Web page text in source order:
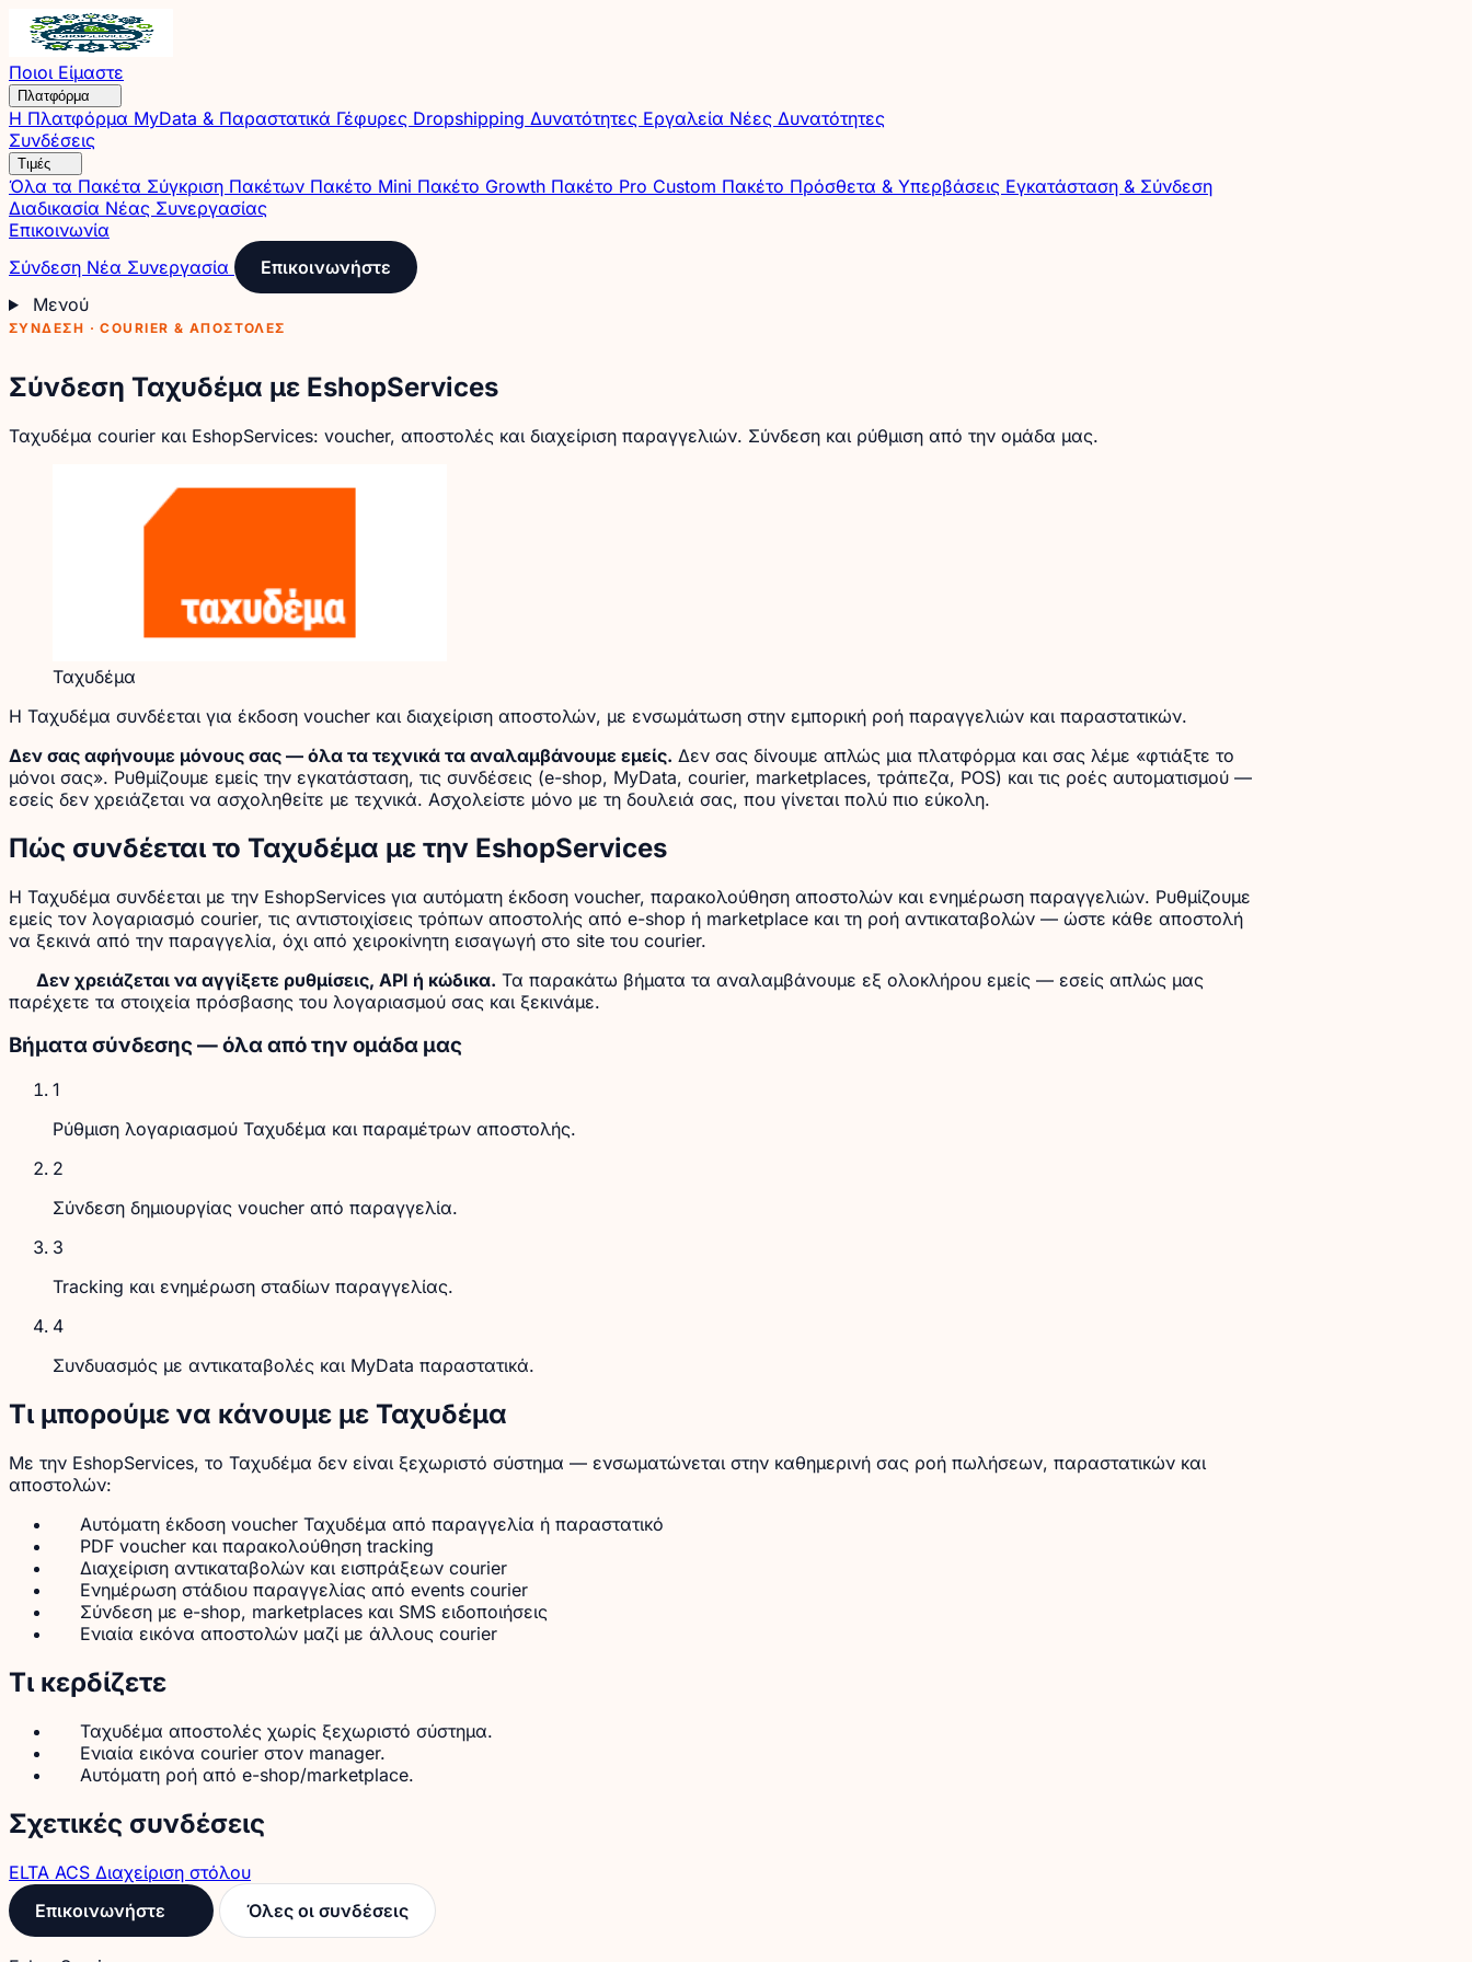
Ποιοι Είμαστε
Πλατφόρμα
Η Πλατφόρμα MyData & Παραστατικά Γέφυρες Dropshipping Δυνατότητες Εργαλεία Νέες Δυνατότητες
Συνδέσεις
Τιμές
Όλα τα Πακέτα Σύγκριση Πακέτων Πακέτο Mini Πακέτο Growth Πακέτο Pro Custom Πακέτο Πρόσθετα & Υπερβάσεις Εγκατάσταση & Σύνδεση
Διαδικασία Νέας Συνεργασίας
Επικοινωνία
Σύνδεση Νέα Συνεργασία
Επικοινωνήστε
Μενού
ΣΎΝΔΕΣΗ · COURIER & ΑΠΟΣΤΟΛΈΣ
Σύνδεση Ταχυδέμα με EshopServices
Ταχυδέμα courier και EshopServices: voucher, αποστολές και διαχείριση παραγγελιών. Σύνδεση και ρύθμιση από την ομάδα μας.
Ταχυδέμα
Η Ταχυδέμα συνδέεται για έκδοση voucher και διαχείριση αποστολών, με ενσωμάτωση στην εμπορική ροή παραγγελιών και παραστατικών.
Δεν σας αφήνουμε μόνους σας — όλα τα τεχνικά τα αναλαμβάνουμε εμείς. Δεν σας δίνουμε απλώς μια πλατφόρμα και σας λέμε «φτιάξτε το
μόνοι σας». Ρυθμίζουμε εμείς την εγκατάσταση, τις συνδέσεις (e-shop, MyData, courier, marketplaces, τράπεζα, POS) και τις ροές αυτοματισμού —
εσείς δεν χρειάζεται να ασχοληθείτε με τεχνικά. Ασχολείστε μόνο με τη δουλειά σας, που γίνεται πολύ πιο εύκολη.
Πώς συνδέεται το Ταχυδέμα με την EshopServices
Η Ταχυδέμα συνδέεται με την EshopServices για αυτόματη έκδοση voucher, παρακολούθηση αποστολών και ενημέρωση παραγγελιών. Ρυθμίζουμε
εμείς τον λογαριασμό courier, τις αντιστοιχίσεις τρόπων αποστολής από e-shop ή marketplace και τη ροή αντικαταβολών — ώστε κάθε αποστολή
να ξεκινά από την παραγγελία, όχι από χειροκίνητη εισαγωγή στο site του courier.
Δεν χρειάζεται να αγγίξετε ρυθμίσεις, API ή κώδικα. Τα παρακάτω βήματα τα αναλαμβάνουμε εξ ολοκλήρου εμείς — εσείς απλώς μας
παρέχετε τα στοιχεία πρόσβασης του λογαριασμού σας και ξεκινάμε.
Βήματα σύνδεσης — όλα από την ομάδα μας
1
Ρύθμιση λογαριασμού Ταχυδέμα και παραμέτρων αποστολής.
2
Σύνδεση δημιουργίας voucher από παραγγελία.
3
Tracking και ενημέρωση σταδίων παραγγελίας.
4
Συνδυασμός με αντικαταβολές και MyData παραστατικά.
Τι μπορούμε να κάνουμε με Ταχυδέμα
Με την EshopServices, το Ταχυδέμα δεν είναι ξεχωριστό σύστημα — ενσωματώνεται στην καθημερινή σας ροή πωλήσεων, παραστατικών και
αποστολών:
Αυτόματη έκδοση voucher Ταχυδέμα από παραγγελία ή παραστατικό
PDF voucher και παρακολούθηση tracking
Διαχείριση αντικαταβολών και εισπράξεων courier
Ενημέρωση στάδιου παραγγελίας από events courier
Σύνδεση με e-shop, marketplaces και SMS ειδοποιήσεις
Ενιαία εικόνα αποστολών μαζί με άλλους courier
Τι κερδίζετε
Ταχυδέμα αποστολές χωρίς ξεχωριστό σύστημα.
Ενιαία εικόνα courier στον manager.
Αυτόματη ροή από e-shop/marketplace.
Σχετικές συνδέσεις
ELTA ACS Διαχείριση στόλου
Επικοινωνήστε
Όλες οι συνδέσεις